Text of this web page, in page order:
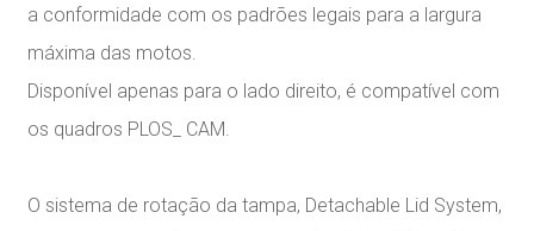
a conformidade com os padrões legais para a largura
máxima das motos.
Disponível apenas para o lado direito, é compatível com
os quadros PLOS_ CAM.
O sistema de rotação da tampa, Detachable Lid System,